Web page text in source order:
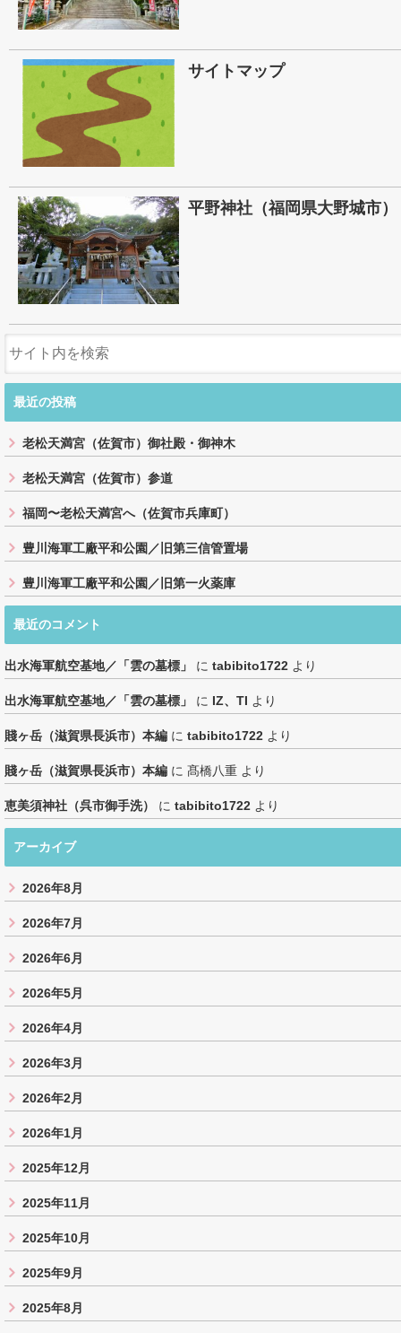
サイトマップ
平野神社（福岡県大野城市）
最近の投稿
老松天満宮（佐賀市）御社殿・御神木
老松天満宮（佐賀市）参道
福岡〜老松天満宮へ（佐賀市兵庫町）
豊川海軍工廠平和公園／旧第三信管置場
豊川海軍工廠平和公園／旧第一火薬庫
最近のコメント
出水海軍航空基地／「雲の墓標」 に tabibito1722 より
出水海軍航空基地／「雲の墓標」 に IZ、TI より
賤ヶ岳（滋賀県長浜市）本編 に tabibito1722 より
賤ヶ岳（滋賀県長浜市）本編 に 髙橋八重 より
恵美須神社（呉市御手洗） に tabibito1722 より
アーカイブ
2026年8月
2026年7月
2026年6月
2026年5月
2026年4月
2026年3月
2026年2月
2026年1月
2025年12月
2025年11月
2025年10月
2025年9月
2025年8月